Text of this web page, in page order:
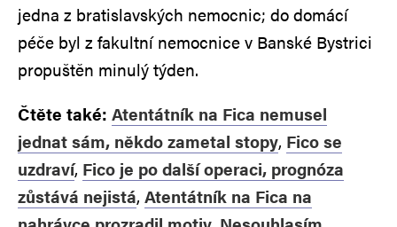
jedna z bratislavských nemocnic; do domácí
péče byl z fakultní nemocnice v Banské Bystrici
propuštěn minulý týden.
Čtěte také: Atentátník na Fica nemusel
jednat sám, někdo zametal stopy, Fico se
uzdraví, Fico je po další operaci, prognóza
zůstává nejistá, Atentátník na Fica na